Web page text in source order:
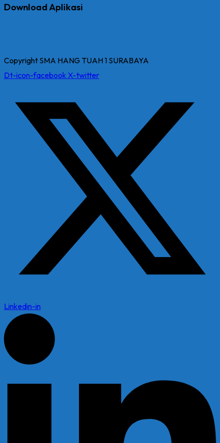
Download Aplikasi
Copyright SMA HANG TUAH 1 SURABAYA
Dt-icon-facebook X-twitter
Linkedin-in